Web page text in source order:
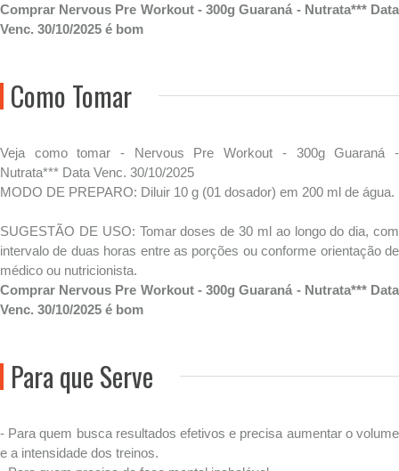
Comprar Nervous Pre Workout - 300g Guaraná - Nutrata*** Data
Venc. 30/10/2025 é bom
Como Tomar
Veja como tomar - Nervous Pre Workout - 300g Guaraná -
Nutrata*** Data Venc. 30/10/2025
MODO DE PREPARO: Diluir 10 g (01 dosador) em 200 ml de água.
SUGESTÃO DE USO: Tomar doses de 30 ml ao longo do dia, com
intervalo de duas horas entre as porções ou conforme orientação de
médico ou nutricionista.
Comprar Nervous Pre Workout - 300g Guaraná - Nutrata*** Data
Venc. 30/10/2025 é bom
Para que Serve
- Para quem busca resultados efetivos e precisa aumentar o volume
e a intensidade dos treinos.